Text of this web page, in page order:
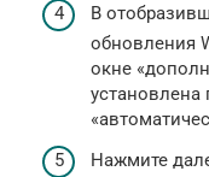
В
обновления
окне
установлена
Нажмите